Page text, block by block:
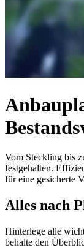
Vom Steckling bis
festgehalten.
für eine gesicherte
Alles nach
Hinterlege alle
behalte den